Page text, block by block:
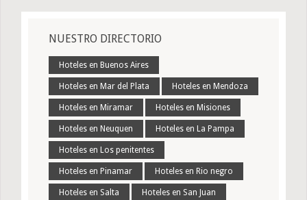
NUESTRO DIRECTORIO
Hoteles en Buenos Aires
Hoteles en Mar del Plata Hoteles en Mendoza
Hoteles en Miramar Hoteles en Misiones
Hoteles en Neuquen Hoteles en La Pampa
Hoteles en Los penitentes
Hoteles en Pinamar Hoteles en Rio negro
Hoteles en Salta Hoteles en San Juan